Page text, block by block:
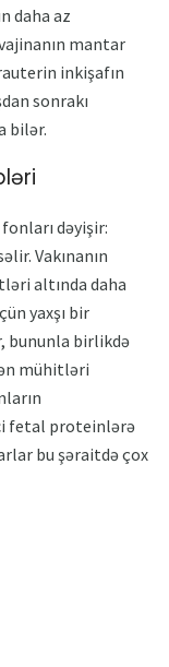
daha az
mantar
inkişafın
sonrakı
bilər.
dəyişir:
Vakınanın
altında daha
yaxşı bir
bununla birlikdə
mühitləri
fetal proteinlərə
bu şəraitdə çox